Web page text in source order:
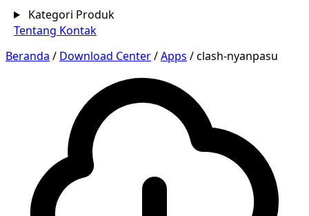
Kategori Produk
Tentang Kontak
Beranda / Download Center/Apps /clash-nyanpasu